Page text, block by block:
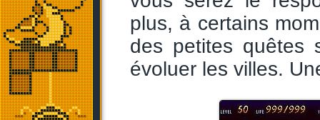
plus, à certains
des petites quêtes
évoluer les villes.